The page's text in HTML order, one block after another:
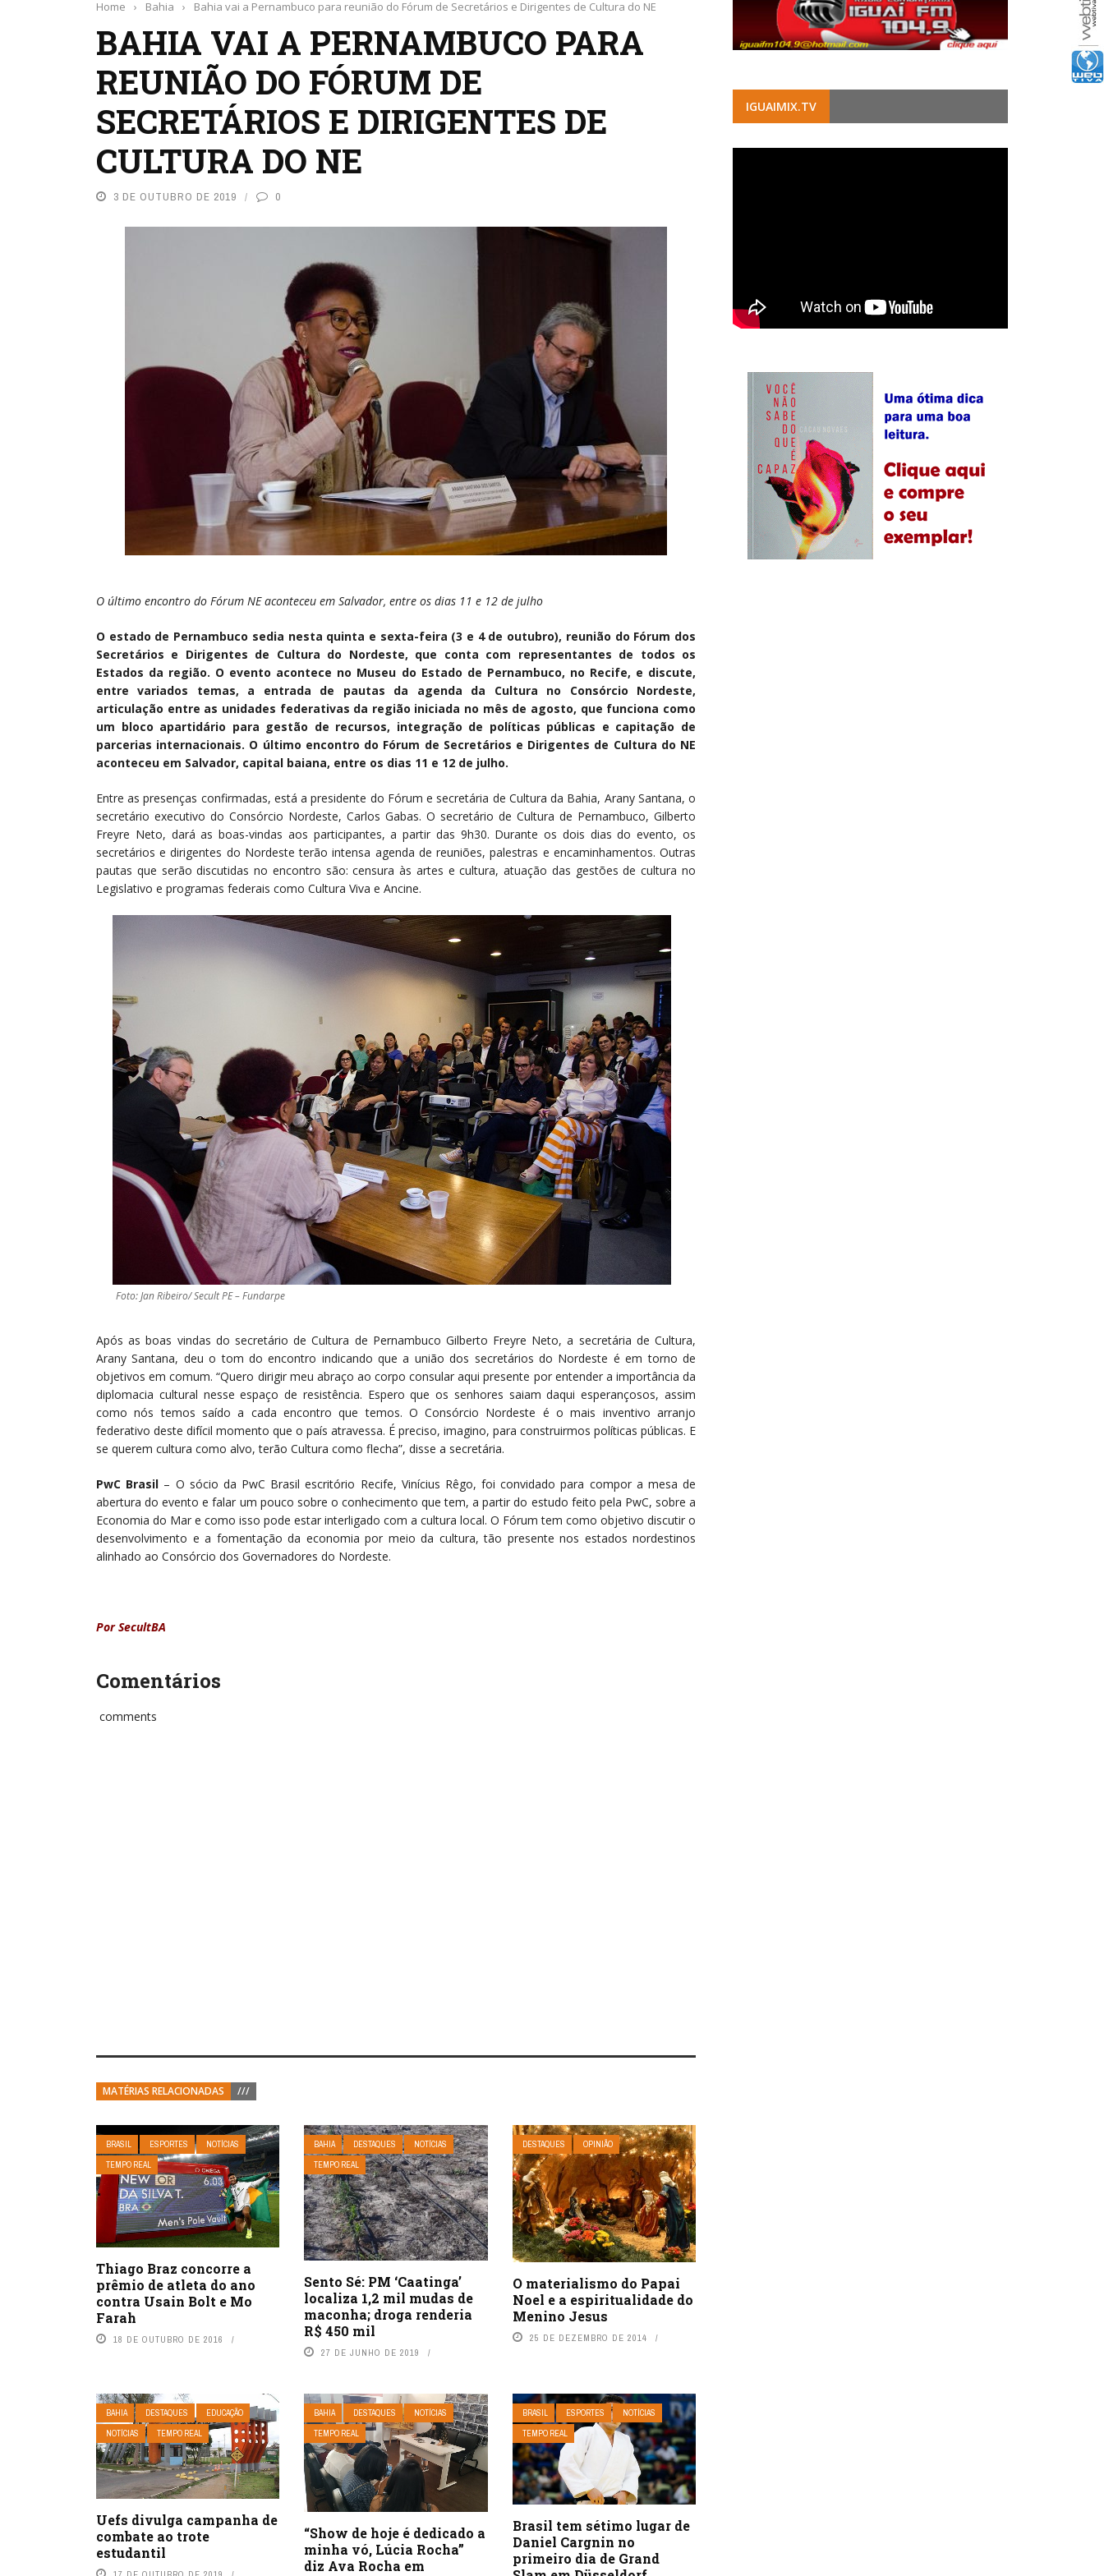
Home › Bahia › Bahia vai a Pernambuco para reunião do Fórum de Secretários e Dirigentes de Cultura do NE
BAHIA VAI A PERNAMBUCO PARA
REUNIÃO DO FÓRUM DE
SECRETÁRIOS E DIRIGENTES DE
CULTURA DO NE
3 DE OUTUBRO DE 2019 0
O último encontro do Fórum NE aconteceu em Salvador, entre os dias 11 e 12 de julho
O estado de Pernambuco sedia nesta quinta e sexta-feira (3 e 4 de outubro), reunião do Fórum dos
Secretários e Dirigentes de Cultura do Nordeste, que conta com representantes de todos os
Estados da região. O evento acontece no Museu do Estado de Pernambuco, no Recife, e discute,
entre variados temas, a entrada de pautas da agenda da Cultura no Consórcio Nordeste,
articulação entre as unidades federativas da região iniciada no mês de agosto, que funciona como
um bloco apartidário para gestão de recursos, integração de políticas públicas e capitação de
parcerias internacionais. O último encontro do Fórum de Secretários e Dirigentes de Cultura do NE
aconteceu em Salvador, capital baiana, entre os dias 11 e 12 de julho.
Entre as presenças confirmadas, está a presidente do Fórum e secretária de Cultura da Bahia, Arany Santana, o
secretário executivo do Consórcio Nordeste, Carlos Gabas. O secretário de Cultura de Pernambuco, Gilberto
Freyre Neto, dará as boas-vindas aos participantes, a partir das 9h30. Durante os dois dias do evento, os
secretários e dirigentes do Nordeste terão intensa agenda de reuniões, palestras e encaminhamentos. Outras
pautas que serão discutidas no encontro são: censura às artes e cultura, atuação das gestões de cultura no
Legislativo e programas federais como Cultura Viva e Ancine.
Foto: Jan Ribeiro/ Secult PE – Fundarpe
Após as boas vindas do secretário de Cultura de Pernambuco Gilberto Freyre Neto, a secretária de Cultura,
Arany Santana, deu o tom do encontro indicando que a união dos secretários do Nordeste é em torno de
objetivos em comum. “Quero dirigir meu abraço ao corpo consular aqui presente por entender a importância da
diplomacia cultural nesse espaço de resistência. Espero que os senhores saiam daqui esperançosos, assim
como nós temos saído a cada encontro que temos. O Consórcio Nordeste é o mais inventivo arranjo
federativo deste difícil momento que o país atravessa. É preciso, imagino, para construirmos políticas públicas. E
se querem cultura como alvo, terão Cultura como flecha”, disse a secretária.
PwC Brasil – O sócio da PwC Brasil escritório Recife, Vinícius Rêgo, foi convidado para compor a mesa de
abertura do evento e falar um pouco sobre o conhecimento que tem, a partir do estudo feito pela PwC, sobre a
Economia do Mar e como isso pode estar interligado com a cultura local. O Fórum tem como objetivo discutir o
desenvolvimento e a fomentação da economia por meio da cultura, tão presente nos estados nordestinos
alinhado ao Consórcio dos Governadores do Nordeste.
Por SecultBA
Comentários
comments
MATÉRIAS RELACIONADAS ///
BRASIL ESPORTES
NOTÍCIAS
TEMPO REAL
Thiago Braz concorre a
prêmio de atleta do ano
contra Usain Bolt e Mo
Farah
18 DE OUTUBRO DE 2016
BAHIA DESTAQUES
NOTÍCIAS
TEMPO REAL
Sento Sé: PM ‘Caatinga’
localiza 1,2 mil mudas de
maconha; droga renderia
R$ 450 mil
27 DE JUNHO DE 2019
DESTAQUES OPINIÃO
O materialismo do Papai
Noel e a espiritualidade do
Menino Jesus
25 DE DEZEMBRO DE 2014
BAHIA DESTAQUES
EDUCAÇÃO
NOTÍCIAS
TEMPO REAL
Uefs divulga campanha de
combate ao trote
estudantil
BAHIA DESTAQUES
NOTÍCIAS
TEMPO REAL
“Show de hoje é dedicado a
minha vó, Lúcia Rocha”
diz Ava Rocha em
BRASIL ESPORTES
NOTÍCIAS
TEMPO REAL
Brasil tem sétimo lugar de
Daniel Cargnin no
primeiro dia de Grand
IGUAIMIX.TV